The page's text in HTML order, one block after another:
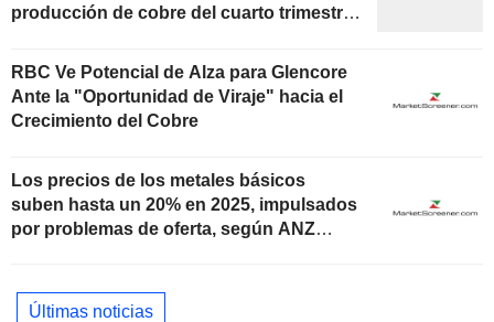
producción de cobre del cuarto trimestre
fiscal
RBC Ve Potencial de Alza para Glencore
Ante la "Oportunidad de Viraje" hacia el
Crecimiento del Cobre
Los precios de los metales básicos
suben hasta un 20% en 2025, impulsados
por problemas de oferta, según ANZ
Últimas noticias